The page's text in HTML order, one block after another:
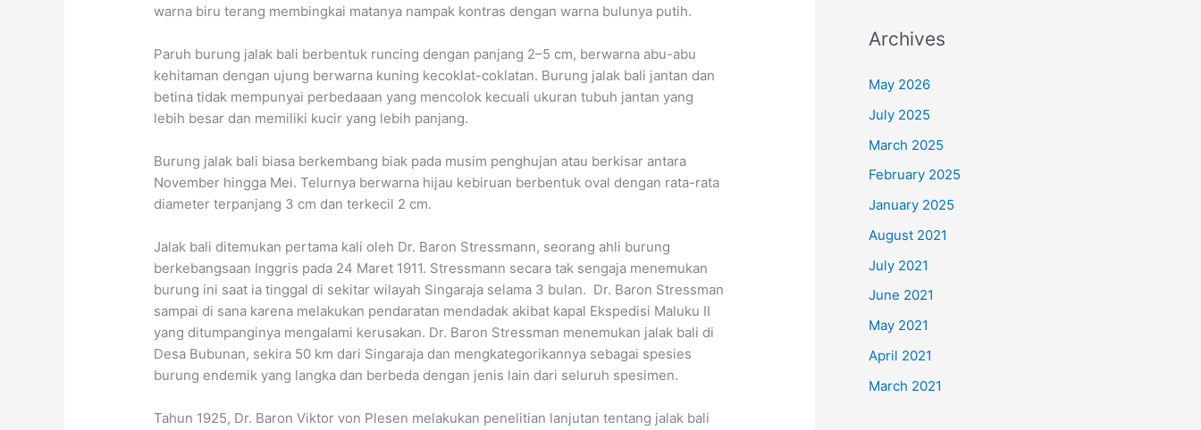
warna biru terang membingkai matanya nampak kontras dengan warna bulunya putih.
Paruh burung jalak bali berbentuk runcing dengan panjang 2–5 cm, berwarna abu-abu
kehitaman dengan ujung berwarna kuning kecoklat-coklatan. Burung jalak bali jantan dan
betina tidak mempunyai perbedaaan yang mencolok kecuali ukuran tubuh jantan yang
lebih besar dan memiliki kucir yang lebih panjang.
Burung jalak bali biasa berkembang biak pada musim penghujan atau berkisar antara
November hingga Mei. Telurnya berwarna hijau kebiruan berbentuk oval dengan rata-rata
diameter terpanjang 3 cm dan terkecil 2 cm.
Jalak bali ditemukan pertama kali oleh Dr. Baron Stressmann, seorang ahli burung
berkebangsaan Inggris pada 24 Maret 1911. Stressmann secara tak sengaja menemukan
burung ini saat ia tinggal di sekitar wilayah Singaraja selama 3 bulan. Dr. Baron Stressman
sampai di sana karena melakukan pendaratan mendadak akibat kapal Ekspedisi Maluku II
yang ditumpanginya mengalami kerusakan. Dr. Baron Stressman menemukan jalak bali di
Desa Bubunan, sekira 50 km dari Singaraja dan mengkategorikannya sebagai spesies
burung endemik yang langka dan berbeda dengan jenis lain dari seluruh spesimen.
Tahun 1925, Dr. Baron Viktor von Plesen melakukan penelitian lanjutan tentang jalak bali
Archives
May 2026
July 2025
March 2025
February 2025
January 2025
August 2021
July 2021
June 2021
May 2021
April 2021
March 2021